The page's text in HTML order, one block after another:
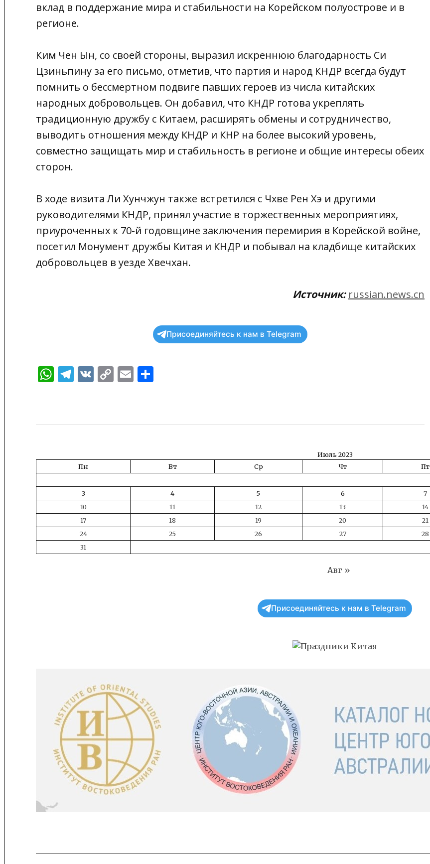
вклад в поддержание мира и стабильности на Корейском полуострове и в
регионе.
Ким Чен Ын, со своей стороны, выразил искреннюю благодарность Си
Цзиньпину за его письмо, отметив, что партия и народ КНДР всегда будут
помнить о бессмертном подвиге павших героев из числа китайских
народных добровольцев. Он добавил, что КНДР готова укреплять
традиционную дружбу с Китаем, расширять обмены и сотрудничество,
выводить отношения между КНДР и КНР на более высокий уровень,
совместно защищать мир и стабильность в регионе и общие интересы обеих
сторон.
В ходе визита Ли Хунчжун также встретился с Чхве Рен Хэ и другими
руководителями КНДР, принял участие в торжественных мероприятиях,
приуроченных к 70-й годовщине заключения перемирия в Корейской войне,
посетил Монумент дружбы Китая и КНДР и побывал на кладбище китайских
добровольцев в уезде Хвечхан.
Источник: russian.news.cn
Присоединяйтесь к нам в Telegram
WhatsApp
Telegram
VK CopyEmail
Июль 2023
Пн
Вт Ср Чт Пт
3
4 5 6 7
10
11 12 13 14
17
18 19 20 21
24
25 26 27 28
31
Авг »
Присоединяйтесь к нам в Telegram